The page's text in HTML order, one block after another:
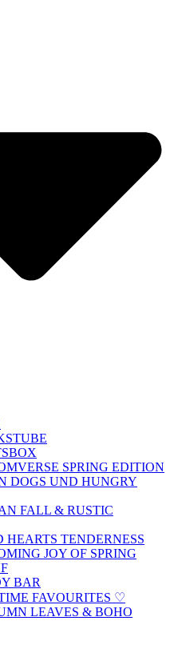
SPRING EDITION
DOGS UND HUNGRY
FALL & RUSTIC
HEARTS TENDERNESS
JOY OF SPRING
BAR
FAVOURITES ♡
LEAVES & BOHO